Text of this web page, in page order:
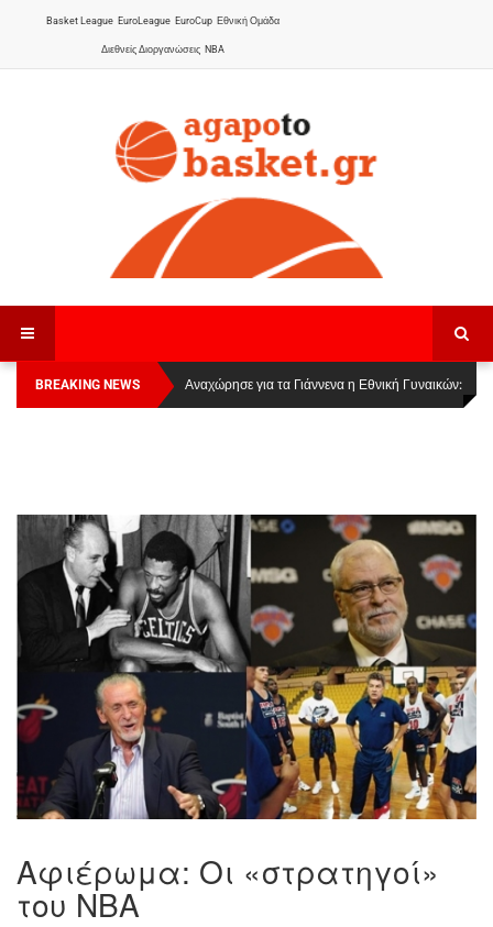
Basket League EuroLeague EuroCup Εθνική Ομάδα
Διεθνείς Διοργανώσεις NBA
BREAKING NEWS
Οι Πάνθηρες Καβάλας στην Women Basketball
League 1
Αναχώρησε για τα Γιάννενα η Εθνική Γυναικών:
Αφιέρωμα: Οι «στρατηγοί»
του ΝΒΑ